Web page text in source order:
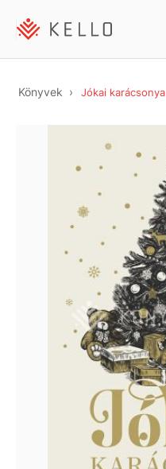
Könyvek Jókai karácsonya